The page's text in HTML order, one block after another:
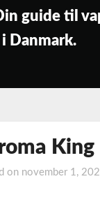
guide til
Danmark.
King
on november 1,